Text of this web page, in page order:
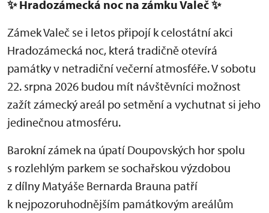
✨Hradozámecká noc na zámku Valeč✨
Zámek Valeč se i letos připojí k celostátní akci
Hradozámecká noc, která tradičně otevírá
památky v netradiční večerní atmosféře. V sobotu
22. srpna 2026 budou mít návštěvníci možnost
zažít zámecký areál po setmění a vychutnat si jeho
jedinečnou atmosféru.
Barokní zámek na úpatí Doupovských hor spolu
s rozlehlým parkem se sochařskou výzdobou
z dílny Matyáše Bernarda Brauna patří
k nejpozoruhodnějším památkovým areálům